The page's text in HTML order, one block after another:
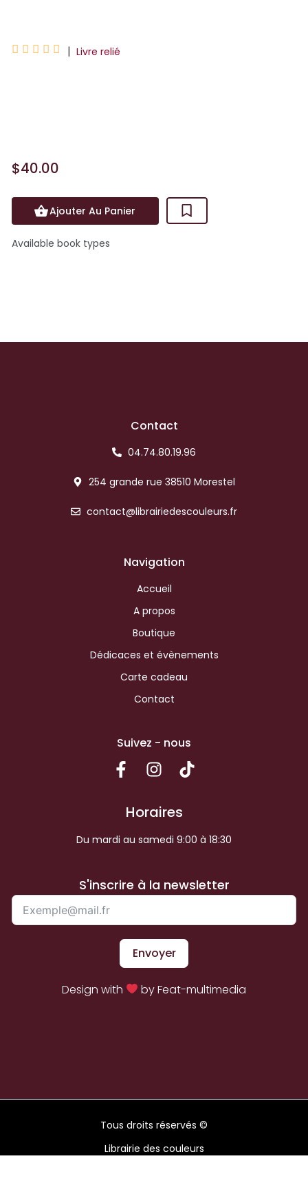
     | Livre relié
$40.00
Ajouter Au Panier
Available book types
Contact
04.74.80.19.96
254 grande rue 38510 Morestel
contact@librairiedescouleurs.fr
Navigation
Accueil
A propos
Boutique
Dédicaces et évènements
Carte cadeau
Contact
Suivez - nous
Horaires
Du mardi au samedi 9:00 à 18:30
S'inscrire à la newsletter
Envoyer
Design with by Feat-multimedia
Tous droits réservés ©
Librairie des couleurs